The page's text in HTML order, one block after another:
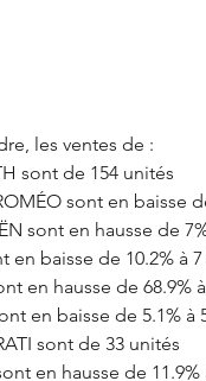
les ventes de :
sont de 154 unités
sont en baisse
sont en hausse de
en baisse de 10.2% à
en hausse de 68.9%
en baisse de 5.1%
sont de 33 unités
en hausse de